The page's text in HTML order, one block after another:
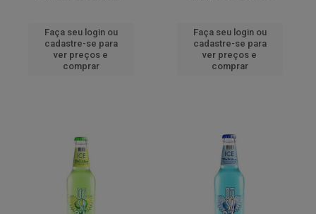
Faça seu login ou
cadastre-se para
ver preços e
comprar
Faça seu login ou
cadastre-se para
ver preços e
comprar